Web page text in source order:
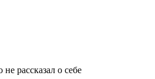
рассказал о себе